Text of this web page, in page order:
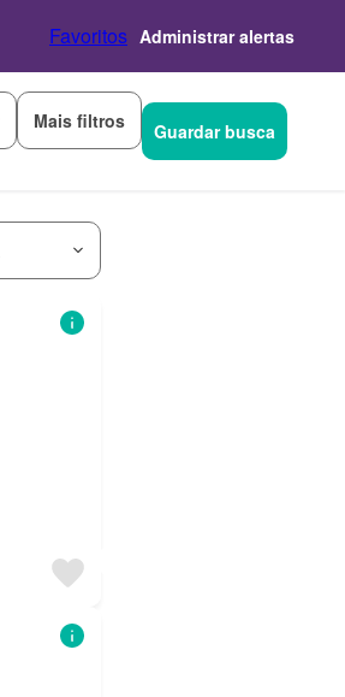
Favoritos Administrar alertas
Mais filtros Guardar busca